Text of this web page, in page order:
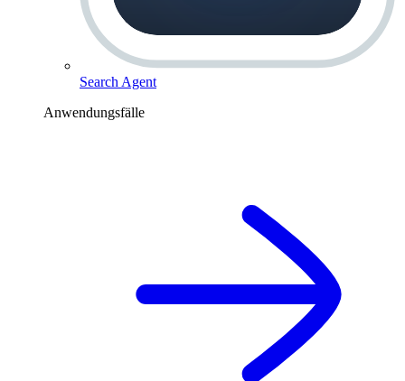
Search Agent
Anwendungsfälle